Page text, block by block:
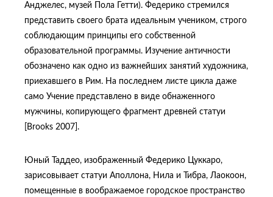
Анджелес, музей Пола Гетти). Федерико стремился
представить своего брата идеальным учеником, строго
соблюдающим принципы его собственной
образовательной программы. Изучение античности
обозначено как одно из важнейших занятий художника,
приехавшего в Рим. На последнем листе цикла даже
само Учение представлено в виде обнаженного
мужчины, копирующего фрагмент древней статуи
[Brooks 2007].
Юный Таддео, изображенный Федерико Цуккаро,
зарисовывает статуи Аполлона, Нила и Тибра, Лаокоон,
помещенные в воображаемое городское пространство